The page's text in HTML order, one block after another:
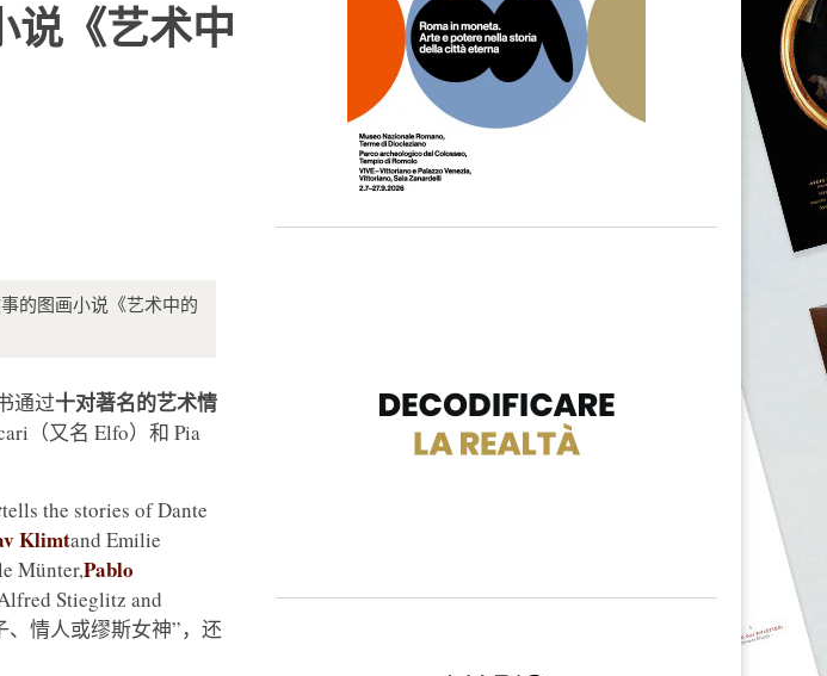
说《艺术中
的图画小说《艺术中的
通过十对著名的艺术情
（又名 Elfo）和 Pia
tells the stories of Dante
Klimtand Emilie
Münter,Pablo
Stieglitz and
、情人或缪斯女神”，还